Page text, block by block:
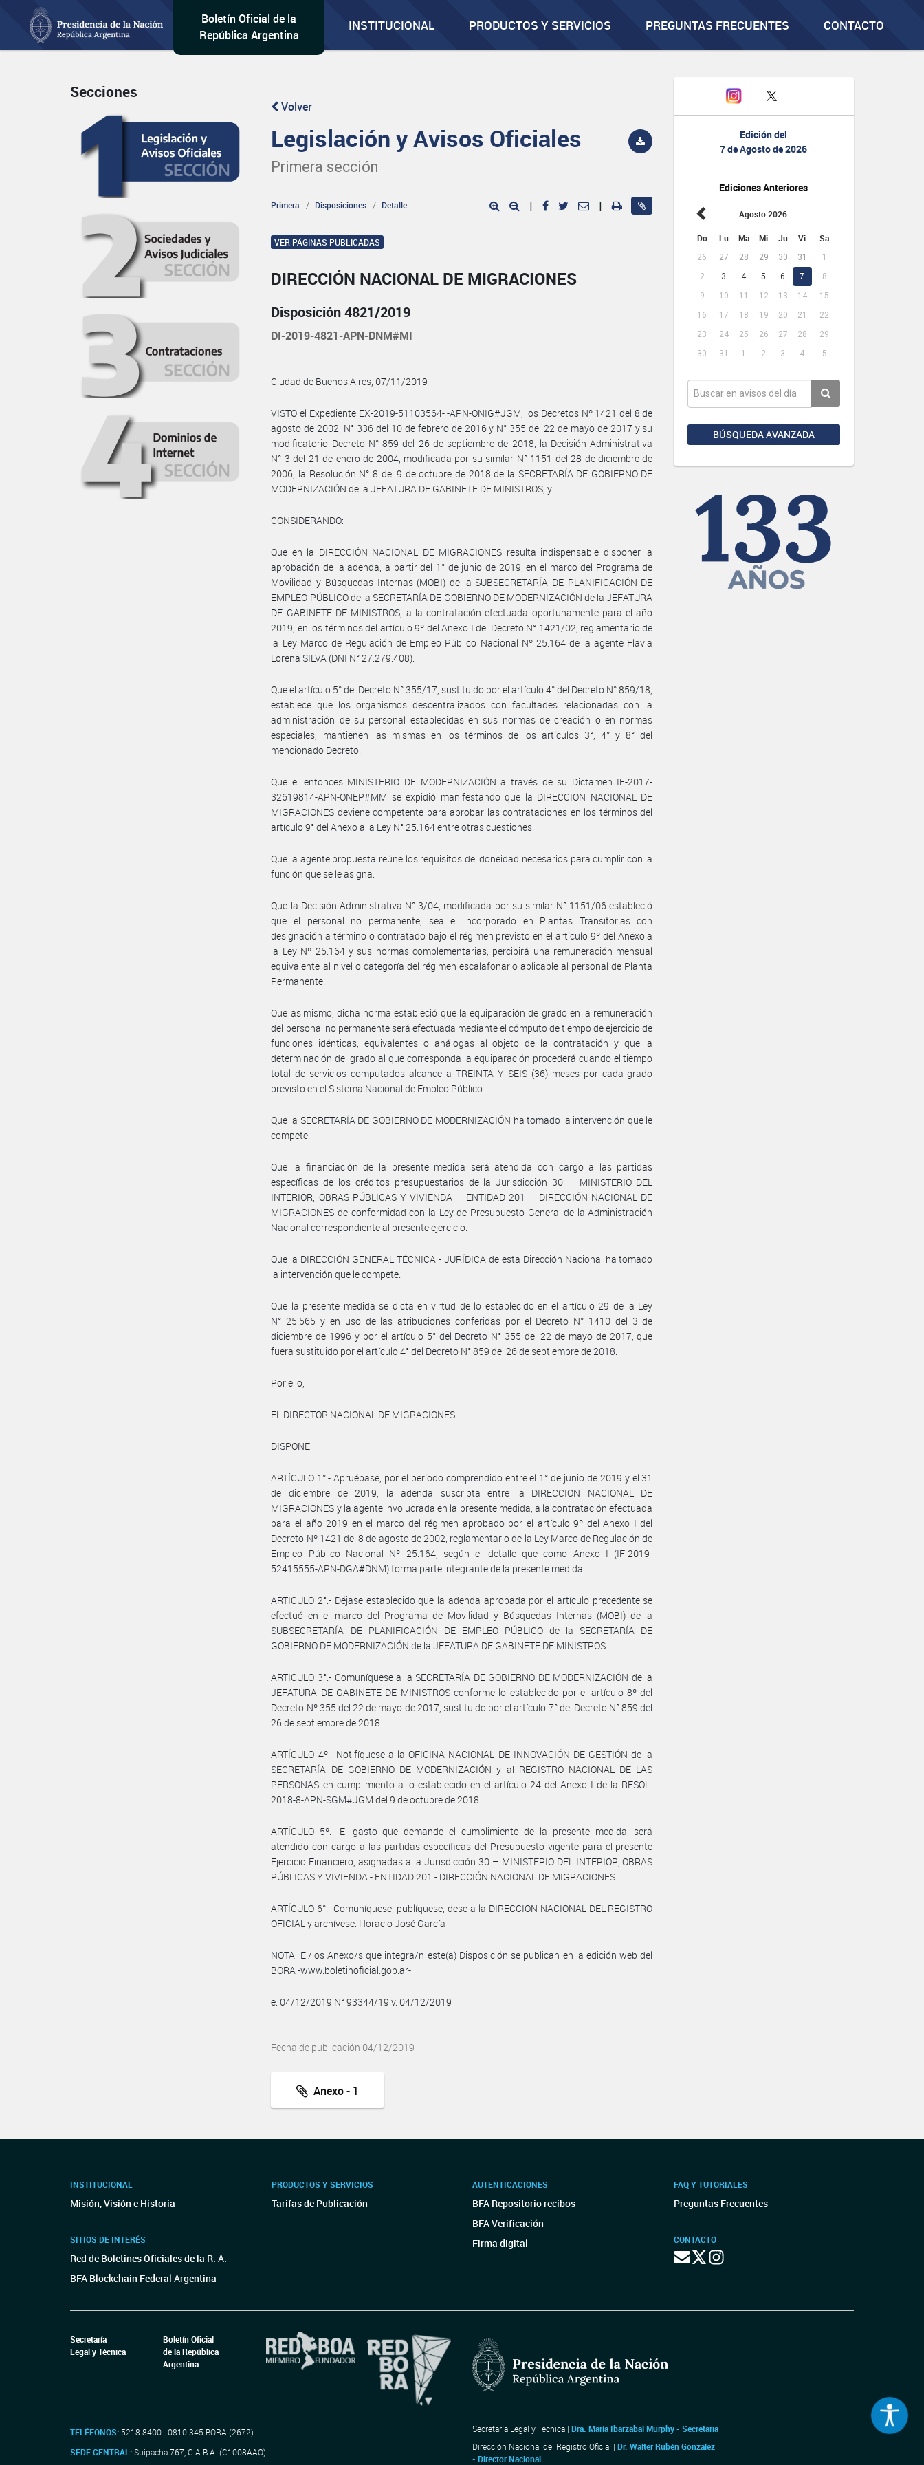
Boletín Oficial de la
República Argentina
INSTITUCIONAL PRODUCTOS Y SERVICIOS PREGUNTAS FRECUENTES CONTACTO
Edición del
7 de Agosto de 2026
Ediciones Anteriores
Agosto 2026
Do Lu Ma Mi Ju Vi Sa
26 27 28 29 30 31
1
2
3 4 5 6 7
8
9
10 11 12 13 14
15
16
17 18 19 20 21
22
23
24 25 26 27 28
29
30
31 1 2 3 4 5
BÚSQUEDA AVANZADA
Secciones
Volver
Legislación y Avisos Oficiales
Primera sección
Primera Disposiciones Detalle | |
VER PÁGINAS PUBLICADAS
DIRECCIÓN NACIONAL DE MIGRACIONES
Disposición 4821/2019
DI-2019-4821-APN-DNM#MI
Ciudad de Buenos Aires, 07/11/2019
VISTO el Expediente EX-2019-51103564- -APN-ONIG#JGM, los Decretos Nº 1421 del 8 de
agosto de 2002, N° 336 del 10 de febrero de 2016 y N° 355 del 22 de mayo de 2017 y su
modificatorio Decreto N° 859 del 26 de septiembre de 2018, la Decisión Administrativa
N° 3 del 21 de enero de 2004, modificada por su similar N° 1151 del 28 de diciembre de
2006, la Resolución N° 8 del 9 de octubre de 2018 de la SECRETARÍA DE GOBIERNO DE
MODERNIZACIÓN de la JEFATURA DE GABINETE DE MINISTROS, y
CONSIDERANDO:
Que en la DIRECCIÓN NACIONAL DE MIGRACIONES resulta indispensable disponer la
aprobación de la adenda, a partir del 1° de junio de 2019, en el marco del Programa de
Movilidad y Búsquedas Internas (MOBI) de la SUBSECRETARÍA DE PLANIFICACIÓN DE
EMPLEO PÚBLICO de la SECRETARÍA DE GOBIERNO DE MODERNIZACIÓN de la JEFATURA
DE GABINETE DE MINISTROS, a la contratación efectuada oportunamente para el año
2019, en los términos del artículo 9º del Anexo I del Decreto N° 1421/02, reglamentario de
la Ley Marco de Regulación de Empleo Público Nacional Nº 25.164 de la agente Flavia
Lorena SILVA (DNI N° 27.279.408).
Que el artículo 5° del Decreto N° 355/17, sustituido por el artículo 4° del Decreto N° 859/18,
establece que los organismos descentralizados con facultades relacionadas con la
administración de su personal establecidas en sus normas de creación o en normas
especiales, mantienen las mismas en los términos de los artículos 3°, 4° y 8° del
mencionado Decreto.
Que el entonces MINISTERIO DE MODERNIZACIÓN a través de su Dictamen IF-2017-
32619814-APN-ONEP#MM se expidió manifestando que la DIRECCION NACIONAL DE
MIGRACIONES deviene competente para aprobar las contrataciones en los términos del
artículo 9° del Anexo a la Ley N° 25.164 entre otras cuestiones.
Que la agente propuesta reúne los requisitos de idoneidad necesarios para cumplir con la
función que se le asigna.
Que la Decisión Administrativa N° 3/04, modificada por su similar N° 1151/06 estableció
que el personal no permanente, sea el incorporado en Plantas Transitorias con
designación a término o contratado bajo el régimen previsto en el artículo 9º del Anexo a
la Ley Nº 25.164 y sus normas complementarias, percibirá una remuneración mensual
equivalente al nivel o categoría del régimen escalafonario aplicable al personal de Planta
Permanente.
Que asimismo, dicha norma estableció que la equiparación de grado en la remuneración
del personal no permanente será efectuada mediante el cómputo de tiempo de ejercicio de
funciones idénticas, equivalentes o análogas al objeto de la contratación y que la
determinación del grado al que corresponda la equiparación procederá cuando el tiempo
total de servicios computados alcance a TREINTA Y SEIS (36) meses por cada grado
previsto en el Sistema Nacional de Empleo Público.
Que la SECRETARÍA DE GOBIERNO DE MODERNIZACIÓN ha tomado la intervención que le
compete.
Que la financiación de la presente medida será atendida con cargo a las partidas
específicas de los créditos presupuestarios de la Jurisdicción 30 – MINISTERIO DEL
INTERIOR, OBRAS PÚBLICAS Y VIVIENDA – ENTIDAD 201 – DIRECCIÓN NACIONAL DE
MIGRACIONES de conformidad con la Ley de Presupuesto General de la Administración
Nacional correspondiente al presente ejercicio.
Que la DIRECCIÓN GENERAL TÉCNICA - JURÍDICA de esta Dirección Nacional ha tomado
la intervención que le compete.
Que la presente medida se dicta en virtud de lo establecido en el artículo 29 de la Ley
N° 25.565 y en uso de las atribuciones conferidas por el Decreto N° 1410 del 3 de
diciembre de 1996 y por el artículo 5° del Decreto N° 355 del 22 de mayo de 2017, que
fuera sustituido por el artículo 4° del Decreto N° 859 del 26 de septiembre de 2018.
Por ello,
EL DIRECTOR NACIONAL DE MIGRACIONES
DISPONE:
ARTÍCULO 1°.- Apruébase, por el período comprendido entre el 1° de junio de 2019 y el 31
de diciembre de 2019, la adenda suscripta entre la DIRECCION NACIONAL DE
MIGRACIONES y la agente involucrada en la presente medida, a la contratación efectuada
para el año 2019 en el marco del régimen aprobado por el artículo 9º del Anexo I del
Decreto Nº 1421 del 8 de agosto de 2002, reglamentario de la Ley Marco de Regulación de
Empleo Público Nacional Nº 25.164, según el detalle que como Anexo I (IF-2019-
52415555-APN-DGA#DNM) forma parte integrante de la presente medida.
ARTICULO 2°.- Déjase establecido que la adenda aprobada por el artículo precedente se
efectuó en el marco del Programa de Movilidad y Búsquedas Internas (MOBI) de la
SUBSECRETARÍA DE PLANIFICACIÓN DE EMPLEO PÚBLICO de la SECRETARÍA DE
GOBIERNO DE MODERNIZACIÓN de la JEFATURA DE GABINETE DE MINISTROS.
ARTICULO 3°.- Comuníquese a la SECRETARÍA DE GOBIERNO DE MODERNIZACIÓN de la
JEFATURA DE GABINETE DE MINISTROS conforme lo establecido por el artículo 8º del
Decreto Nº 355 del 22 de mayo de 2017, sustituido por el artículo 7° del Decreto N° 859 del
26 de septiembre de 2018.
ARTÍCULO 4º.- Notifíquese a la OFICINA NACIONAL DE INNOVACIÓN DE GESTIÓN de la
SECRETARÍA DE GOBIERNO DE MODERNIZACIÓN y al REGISTRO NACIONAL DE LAS
PERSONAS en cumplimiento a lo establecido en el artículo 24 del Anexo I de la RESOL-
2018-8-APN-SGM#JGM del 9 de octubre de 2018.
ARTÍCULO 5º.- El gasto que demande el cumplimiento de la presente medida, será
atendido con cargo a las partidas específicas del Presupuesto vigente para el presente
Ejercicio Financiero, asignadas a la Jurisdicción 30 – MINISTERIO DEL INTERIOR, OBRAS
PÚBLICAS Y VIVIENDA - ENTIDAD 201 - DIRECCIÓN NACIONAL DE MIGRACIONES.
ARTÍCULO 6°.- Comuníquese, publíquese, dese a la DIRECCION NACIONAL DEL REGISTRO
OFICIAL y archívese. Horacio José García
NOTA: El/los Anexo/s que integra/n este(a) Disposición se publican en la edición web del
BORA -www.boletinoficial.gob.ar-
e. 04/12/2019 N° 93344/19 v. 04/12/2019
Fecha de publicación 04/12/2019
Anexo - 1
INSTITUCIONAL
Misión, Visión e Historia
SITIOS DE INTERÉS
Red de Boletines Oficiales de la R. A.
BFA Blockchain Federal Argentina
PRODUCTOS Y SERVICIOS
Tarifas de Publicación
AUTENTICACIONES
BFA Repositorio recibos
BFA Verificación
Firma digital
FAQ Y TUTORIALES
Preguntas Frecuentes
CONTACTO
Secretaría
Legal y Técnica
Boletín Oficial
de la República
Argentina
TELÉFONOS: 5218-8400 - 0810-345-BORA (2672)
SEDE CENTRAL:Suipacha 767, C.A.B.A. (C1008AAO)
Secretaría Legal y Técnica | Dra. María Ibarzabal Murphy - Secretaria
Dirección Nacional del Registro Oficial | Dr. Walter Rubén Gonzalez
- Director Nacional